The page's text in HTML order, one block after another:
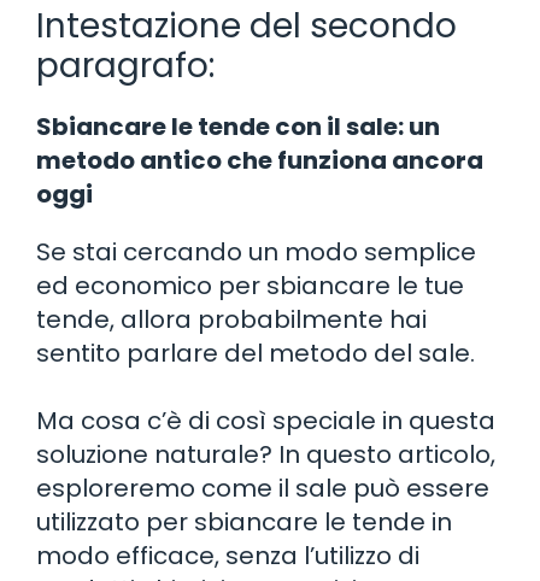
Intestazione del secondo
paragrafo:
Sbiancare le tende con il sale: un
metodo antico che funziona ancora
oggi
Se stai cercando un modo semplice
ed economico per sbiancare le tue
tende, allora probabilmente hai
sentito parlare del metodo del sale.
Ma cosa c’è di così speciale in questa
soluzione naturale? In questo articolo,
esploreremo come il sale può essere
utilizzato per sbiancare le tende in
modo efficace, senza l’utilizzo di